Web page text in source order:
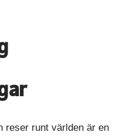
reser runt världen är en